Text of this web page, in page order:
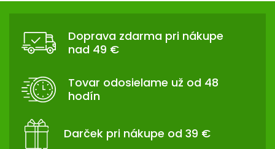
l
d
i
e
v
Z
Doprava zdarma pri nákupe
nad 49 €
Tovar odosielame už od 48
hodín
Darček pri nákupe od 39 €